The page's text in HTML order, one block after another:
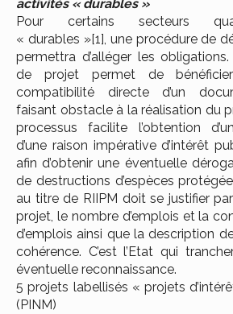
activités « durables »
Pour certains secteurs
« durables »[1], une procédure de
permettra d’alléger les
de projet permet de
compatibilité directe d’un
faisant obstacle à la réalisation du
processus facilite l’obtention
d’une raison impérative d’intérêt
afin d’obtenir une éventuelle
de destructions d’espèces
au titre de RIIPM doit se justifier
projet, le nombre d’emplois et la
d’emplois ainsi que la description
cohérence. C’est l’Etat qui
éventuelle reconnaissance.
5 projets labellisés « projets
(PINM)